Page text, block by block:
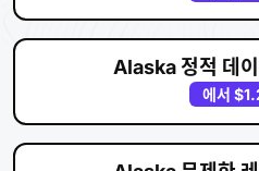
Alaska 정적 데
에서